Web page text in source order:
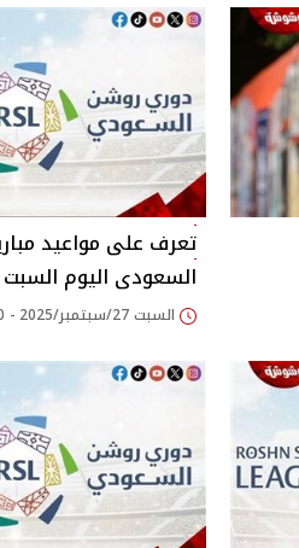
تعرف على مواعيد
السعودى اليوم السبت
السبت 27/سبتمبر/2025 - 10:00 ص